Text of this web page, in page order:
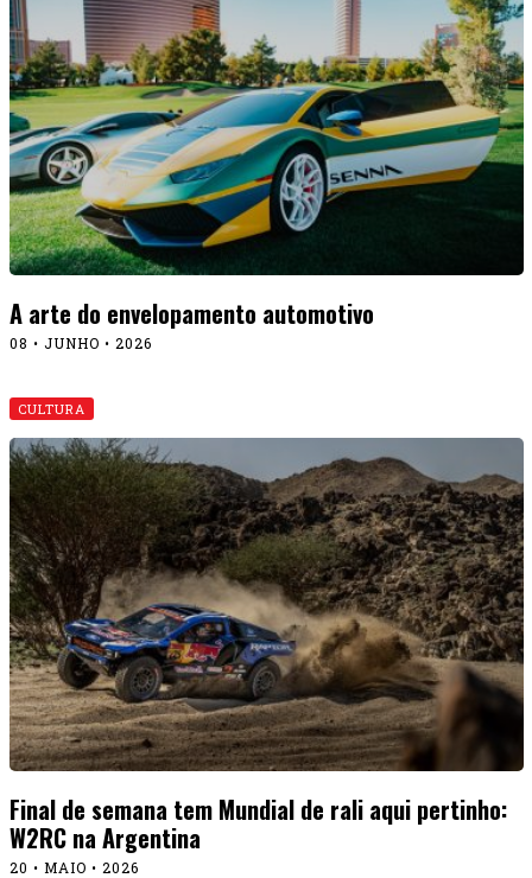
A arte do envelopamento automotivo
08 • JUNHO • 2026
CULTURA
Final de semana tem Mundial de rali aqui pertinho:
W2RC na Argentina
20 • MAIO • 2026